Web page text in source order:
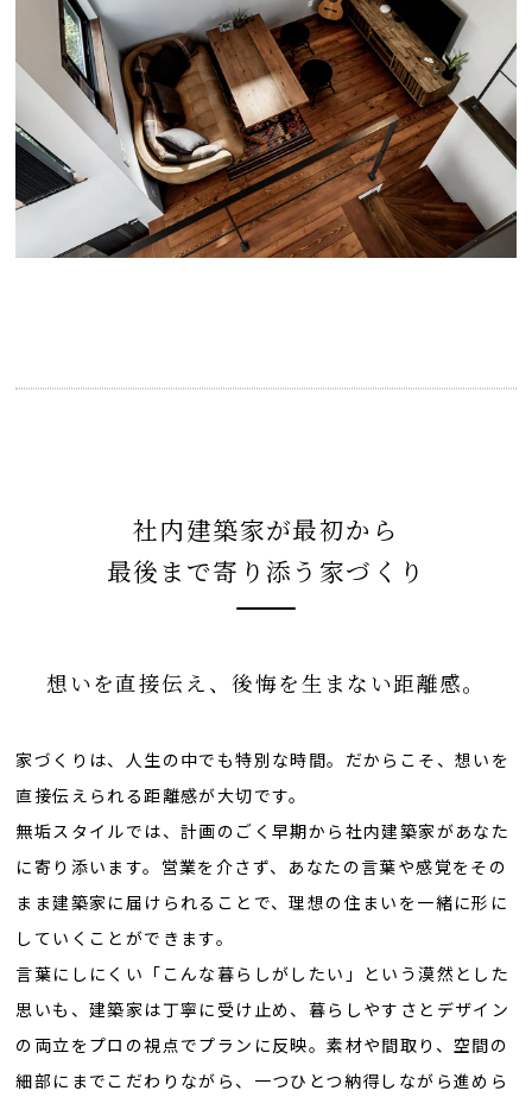
社内建築家が最初から
最後まで寄り添う家づくり
想いを直接伝え、後悔を生まない距離感。
家づくりは、人生の中でも特別な時間。だからこそ、想いを
直接伝えられる距離感が大切です。
無垢スタイルでは、計画のごく早期から社内建築家があなた
に寄り添います。営業を介さず、あなたの言葉や感覚をその
まま建築家に届けられることで、理想の住まいを一緒に形に
していくことができます。
言葉にしにくい「こんな暮らしがしたい」という漠然とした
思いも、建築家は丁寧に受け止め、暮らしやすさとデザイン
の両立をプロの視点でプランに反映。素材や間取り、空間の
細部にまでこだわりながら、一つひとつ納得しながら進めら